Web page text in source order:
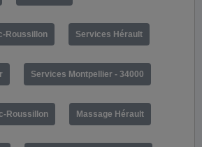
Roussillon Services Hérault
Services Montpellier - 34000
Roussillon Massage Hérault